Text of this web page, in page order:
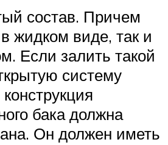
состав. Причем
жидком виде, так и
Если залить такой
систему
бака должна
Он должен иметь